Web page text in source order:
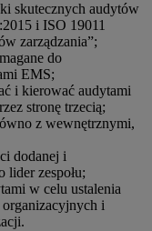
skutecznych audytów
i ISO 19011
zarządzania”;
do
EMS;
i kierować audytami
stronę trzecią;
z wewnętrznymi,
dodanej i
lider zespołu;
w celu ustalenia
i